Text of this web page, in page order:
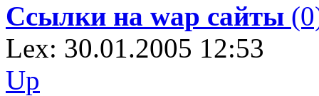
Ссылки на wap сайты
Lex: 30.01.2005 12:53
Up